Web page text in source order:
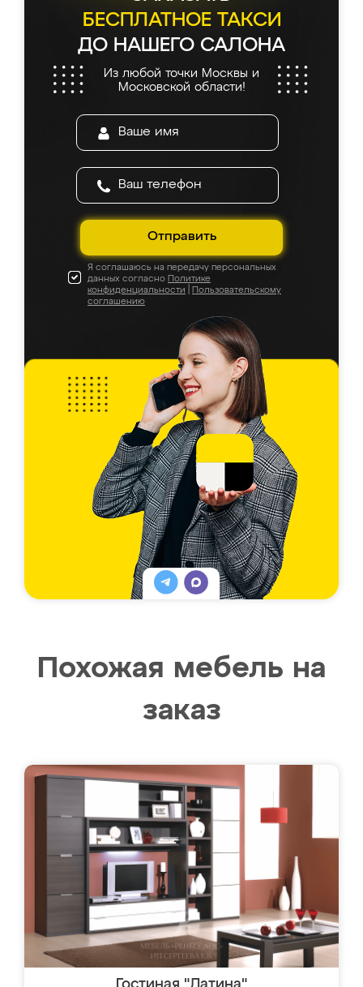
БЕСПЛАТНОЕ ТАКСИ
ДО НАШЕГО САЛОНА
Из любой точки Москвы и
Московской области!
Отправить
Я соглашаюсь на передачу персональных
данных согласно Политике
конфиденциальности
Пользовательскому
соглашению
Похожая мебель на
заказ